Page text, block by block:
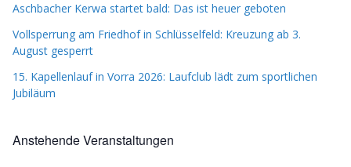
Aschbacher Kerwa startet bald: Das ist heuer geboten
Vollsperrung am Friedhof in Schlüsselfeld: Kreuzung ab 3.
August gesperrt
15. Kapellenlauf in Vorra 2026: Laufclub lädt zum sportlichen
Jubiläum
Anstehende Veranstaltungen